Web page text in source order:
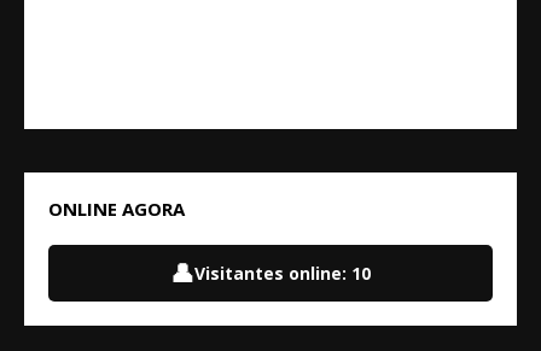
ONLINE AGORA
👤Visitantes online: 10